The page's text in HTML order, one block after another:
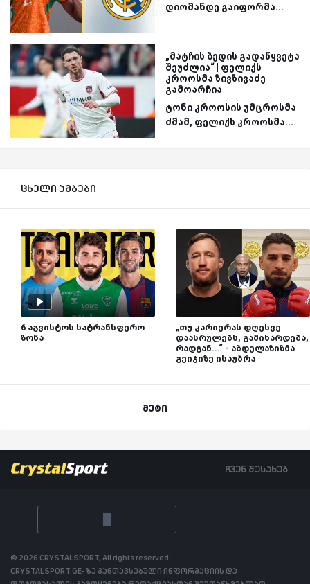
დიომანდე გაიფორმა...
„მატჩის ბედის გადაწყვეტა
შეუძლია“ | ფელიქს
კროოსმა ზივზივაძე
გამოარჩია
ტონი კროოსის უმცროსმა
ძმამ, ფელიქს კროოსმა...
ცხელი ამბები
6 აგვისტოს სატრანსფერო
ზონა
„თუ კარიერას დღესვე
დაასრულებს, გამიხარდება,
რადგან...“ - აბდელაზიზმა
გეიჯიზე ისაუბრა
მეტი
ჩვენ შესახებ
© 2026 CRYSTALSPORT, All rights reserved.
CRYSTALSPORT.GE-ზე განთავსებული ინფორმაციის და